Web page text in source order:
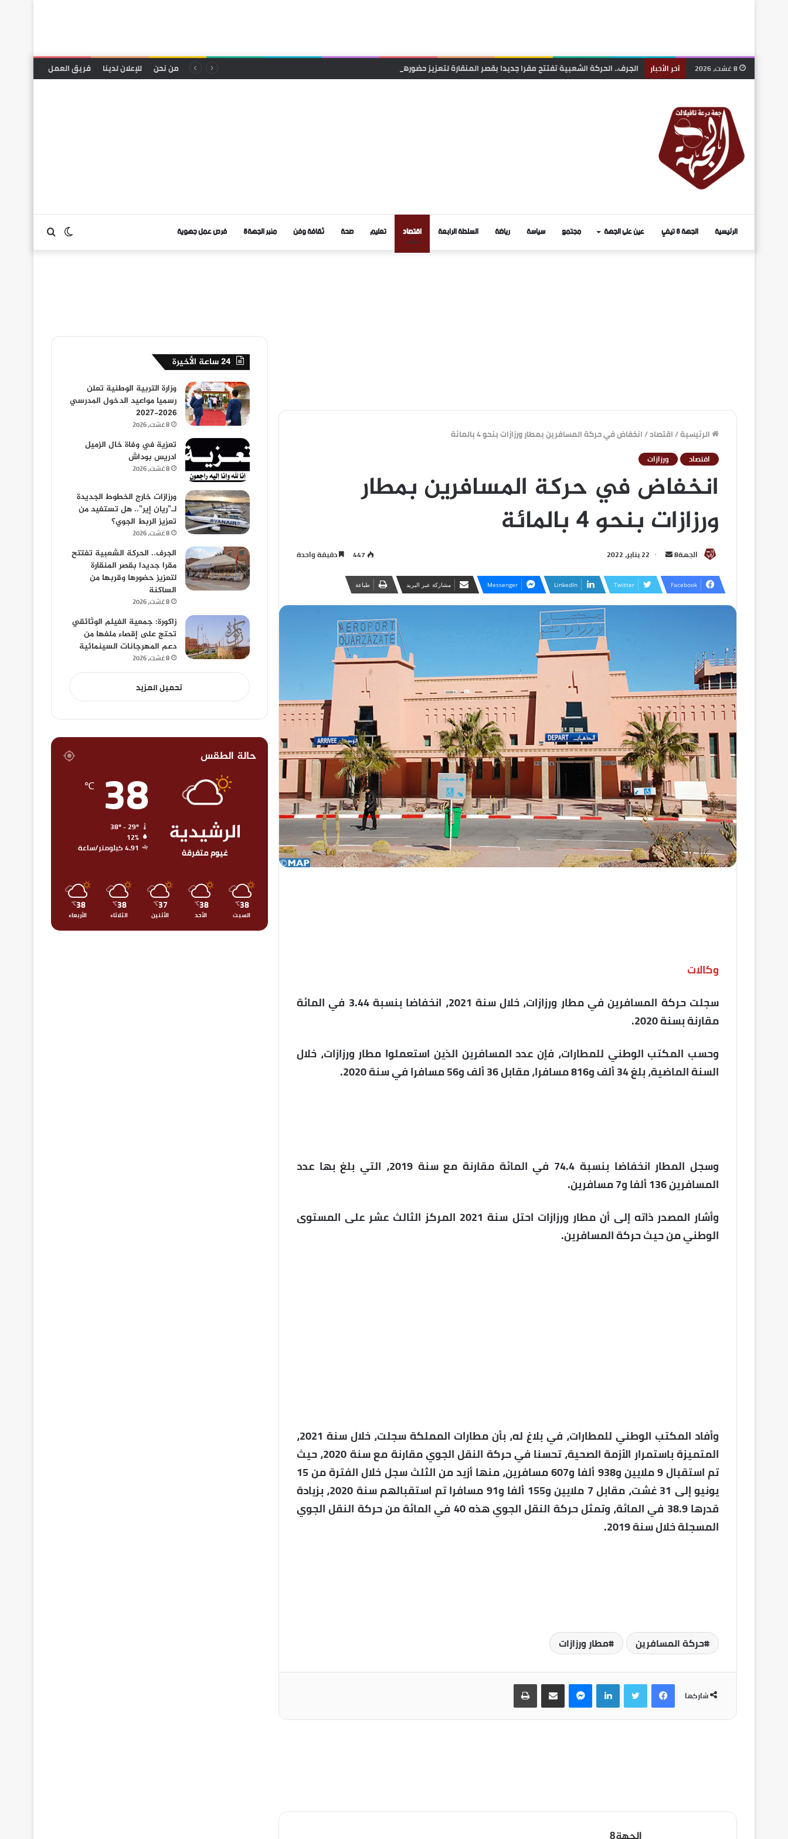
آخر الأخبار الجرف.. الحركة الشعبية تفتتح مقرا جديدا بقصر المنقارة لتعزيز حضورها وقربها من الساكنة من نحن للإعلان لدينا فريق العمل
الرئيسية الجهة 8 تيفي عين على الجهة مجتمع سياسة رياضة السلطة الرابعة اقتصاد تعليم صحة ثقافة وفن منبر الجهة8 فرص عمل جهوية
الرئيسية/اقتصاد/انخفاض في حركة المسافرين بمطار ورزازات بنحو 4 بالمائة
اقتصاد ورزازات
انخفاض في حركة المسافرين بمطار
ورزازات بنحو 4 بالمائة
الجهة8 22 يناير، 2022 447 دقيقة واحدة
Facebook
Twitter
LinkedIn
Messenger مشاركة عبر البريد طباعة
وكالات
سجلت حركة المسافرين في مطار ورزازات، خلال سنة 2021، انخفاضا بنسبة 3.44 في المائة
مقارنة بسنة 2020.
وحسب المكتب الوطني للمطارات، فإن عدد المسافرين الذين استعملوا مطار ورزازات، خلال
السنة الماضية، بلغ 34 ألف و816 مسافرا، مقابل 36 ألف و56 مسافرا في سنة 2020.
وسجل المطار انخفاضا بنسبة 74.4 في المائة مقارنة مع سنة 2019، التي بلغ بها عدد
المسافرين 136 ألفا و7 مسافرين.
وأشار المصدر ذاته إلى أن مطار ورزازات احتل سنة 2021 المركز الثالث عشر على المستوى
الوطني من حيث حركة المسافرين.
وأفاد المكتب الوطني للمطارات، في بلاغ له، بأن مطارات المملكة سجلت، خلال سنة 2021،
المتميزة باستمرار الأزمة الصحية، تحسنا في حركة النقل الجوي مقارنة مع سنة 2020، حيث
تم استقبال 9 ملايين و938 ألفا و607 مسافرين، منها أزيد من الثلث سجل خلال الفترة من 15
يونيو إلى 31 غشت، مقابل 7 ملايين و155 ألفا و91 مسافرا تم استقبالهم سنة 2020، بزيادة
قدرها 38.9 في المائة، وتمثل حركة النقل الجوي هذه 40 في المائة من حركة النقل الجوي
المسجلة خلال سنة 2019.
حركة المسافرين مطار ورزازات
شاركها
24 ساعة الأخيرة
وزارة التربية الوطنية تعلن
رسميا مواعيد الدخول المدرسي
2026-2027
8 غشت، 2026
تعزية في وفاة خال الزميل
ادريس بوداش
8 غشت، 2026
ورزازات خارج الخطوط الجديدة
لـ”ريان إير”.. هل تستفيد من
تعزيز الربط الجوي؟
8 غشت، 2026
الجرف.. الحركة الشعبية تفتتح
مقرا جديدا بقصر المنقارة
لتعزيز حضورها وقربها من
الساكنة
8 غشت، 2026
زاكورة: جمعية الفيلم الوثائقي
تحتج على إقصاء ملفها من
دعم المهرجانات السينمائية
8 غشت، 2026
تحميل المزيد
حالة الطقس
الرشيدية
غيوم متفرقة
38
℃
38º - 29º
12%
4.91 كيلومتر/ساعة
38
℃
السبت
38
℃
الأحد
37
℃
الأثنين
38
℃
الثلاثاء
38
℃
الأربعاء